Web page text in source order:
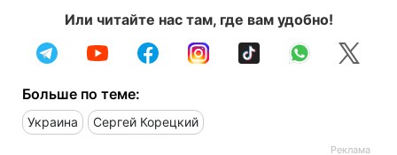
Или читайте нас там, где вам удобно!
Больше по теме:
Украина Сергей Корецкий